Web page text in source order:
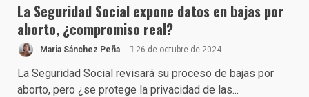
La Seguridad Social expone datos en bajas por
aborto, ¿compromiso real?
Maria Sánchez Peña 26 de octubre de 2024
La Seguridad Social revisará su proceso de bajas por
aborto, pero ¿se protege la privacidad de las...